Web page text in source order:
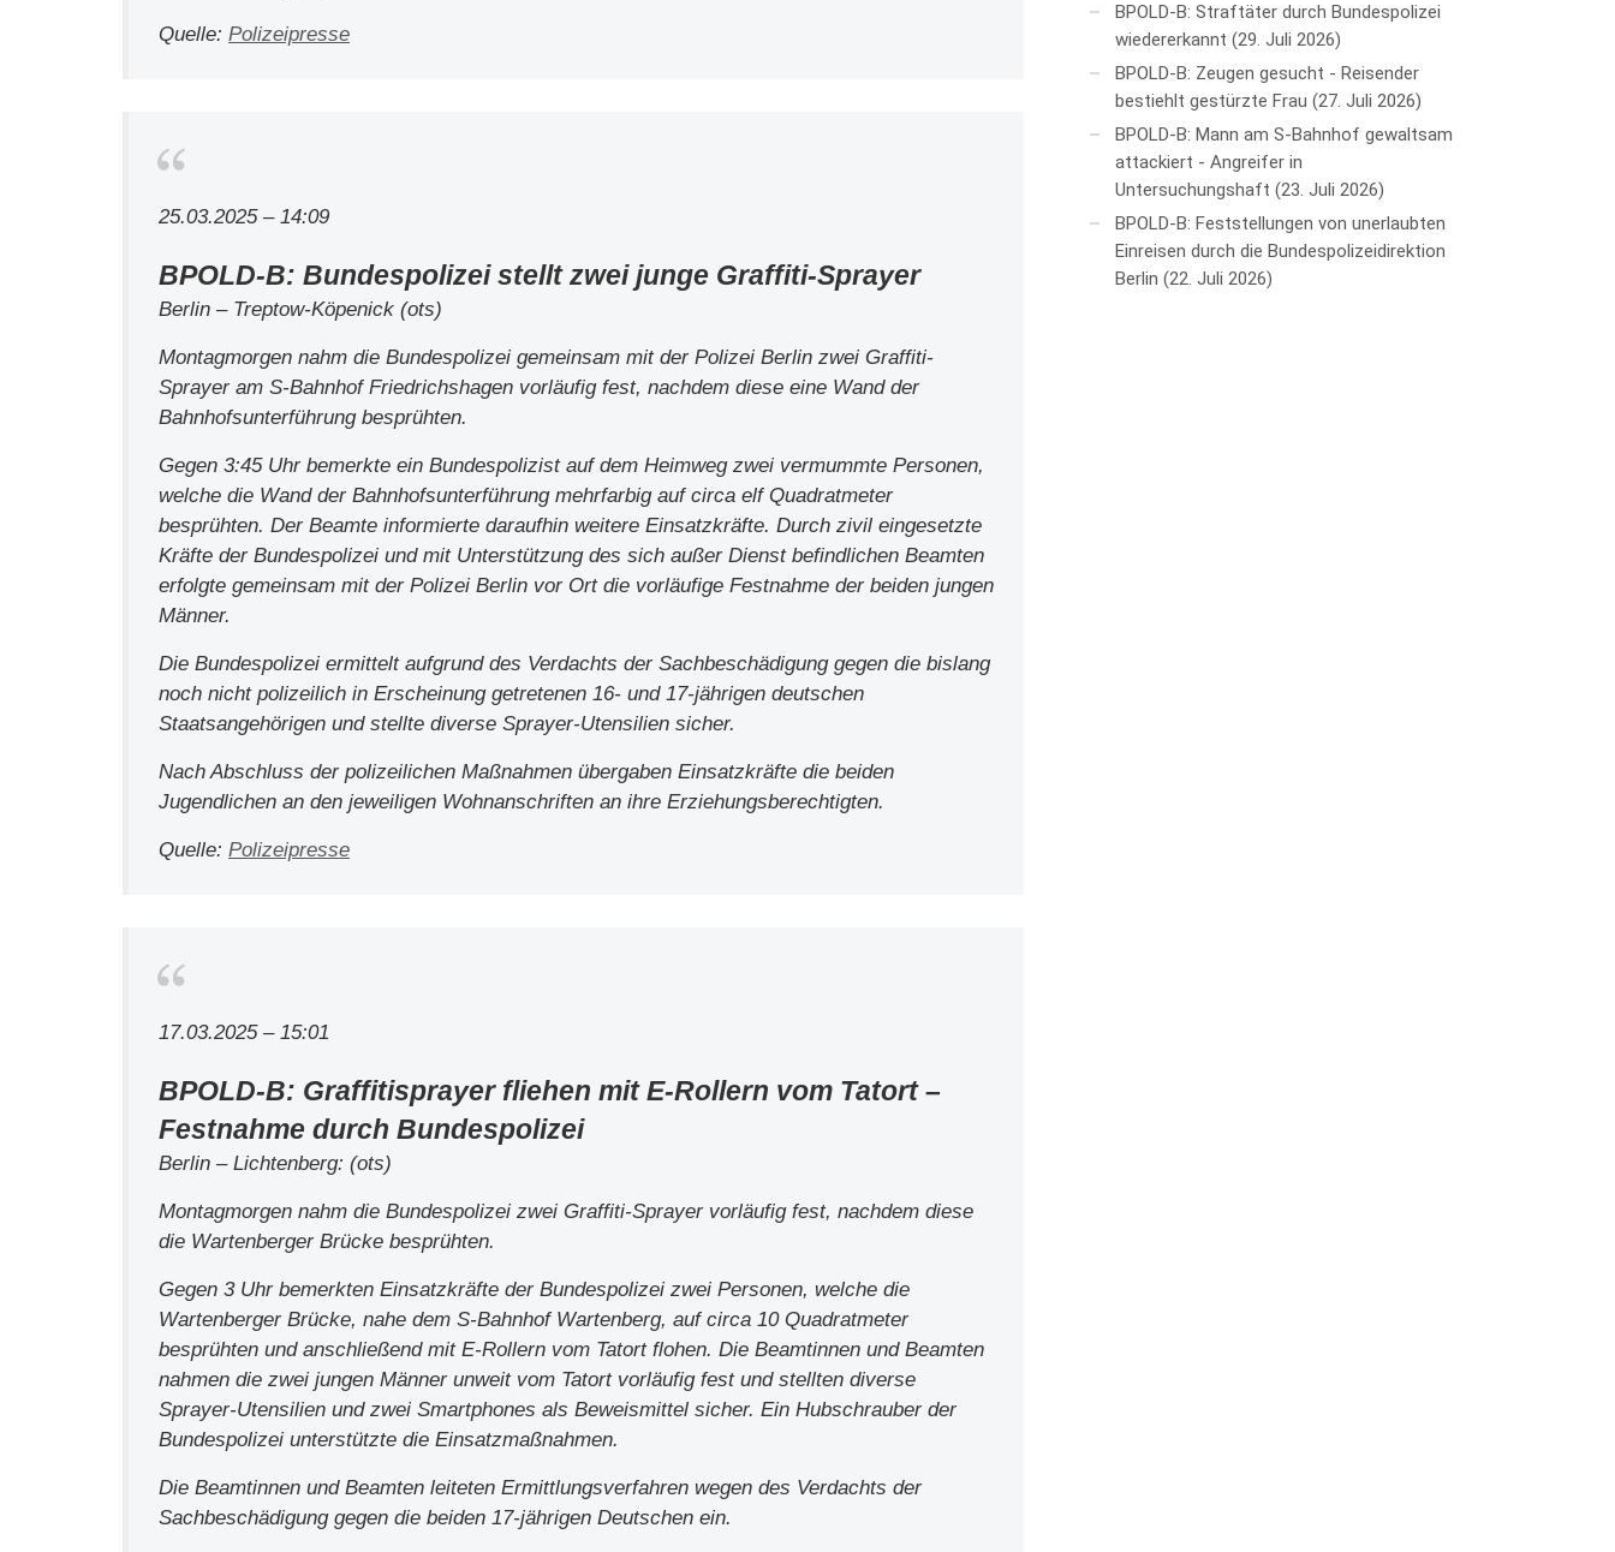
Quelle: Polizeipresse
25.03.2025 – 14:09
BPOLD-B: Bundespolizei stellt zwei junge Graffiti-Sprayer
Berlin – Treptow-Köpenick (ots)
Montagmorgen nahm die Bundespolizei gemeinsam mit der Polizei Berlin zwei Graffiti-
Sprayer am S-Bahnhof Friedrichshagen vorläufig fest, nachdem diese eine Wand der
Bahnhofsunterführung besprühten.
Gegen 3:45 Uhr bemerkte ein Bundespolizist auf dem Heimweg zwei vermummte Personen,
welche die Wand der Bahnhofsunterführung mehrfarbig auf circa elf Quadratmeter
besprühten. Der Beamte informierte daraufhin weitere Einsatzkräfte. Durch zivil eingesetzte
Kräfte der Bundespolizei und mit Unterstützung des sich außer Dienst befindlichen Beamten
erfolgte gemeinsam mit der Polizei Berlin vor Ort die vorläufige Festnahme der beiden jungen
Männer.
Die Bundespolizei ermittelt aufgrund des Verdachts der Sachbeschädigung gegen die bislang
noch nicht polizeilich in Erscheinung getretenen 16- und 17-jährigen deutschen
Staatsangehörigen und stellte diverse Sprayer-Utensilien sicher.
Nach Abschluss der polizeilichen Maßnahmen übergaben Einsatzkräfte die beiden
Jugendlichen an den jeweiligen Wohnanschriften an ihre Erziehungsberechtigten.
Quelle: Polizeipresse
17.03.2025 – 15:01
BPOLD-B: Graffitisprayer fliehen mit E-Rollern vom Tatort –
Festnahme durch Bundespolizei
Berlin – Lichtenberg: (ots)
Montagmorgen nahm die Bundespolizei zwei Graffiti-Sprayer vorläufig fest, nachdem diese
die Wartenberger Brücke besprühten.
Gegen 3 Uhr bemerkten Einsatzkräfte der Bundespolizei zwei Personen, welche die
Wartenberger Brücke, nahe dem S-Bahnhof Wartenberg, auf circa 10 Quadratmeter
besprühten und anschließend mit E-Rollern vom Tatort flohen. Die Beamtinnen und Beamten
nahmen die zwei jungen Männer unweit vom Tatort vorläufig fest und stellten diverse
Sprayer-Utensilien und zwei Smartphones als Beweismittel sicher. Ein Hubschrauber der
Bundespolizei unterstützte die Einsatzmaßnahmen.
Die Beamtinnen und Beamten leiteten Ermittlungsverfahren wegen des Verdachts der
Sachbeschädigung gegen die beiden 17-jährigen Deutschen ein.
BPOLD-B: Straftäter durch Bundespolizei
wiedererkannt 29. Juli 2026
BPOLD-B: Zeugen gesucht - Reisender
bestiehlt gestürzte Frau 27. Juli 2026
BPOLD-B: Mann am S-Bahnhof gewaltsam
attackiert - Angreifer in
Untersuchungshaft 23. Juli 2026
BPOLD-B: Feststellungen von unerlaubten
Einreisen durch die Bundespolizeidirektion
Berlin 22. Juli 2026